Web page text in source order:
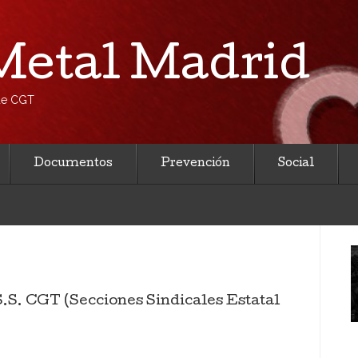
Madrid
CGT
Documentos Prevención Social
CGT (Secciones Sindicales Estatal